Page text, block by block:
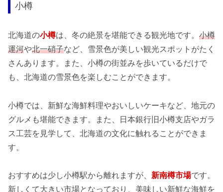
小樽
北海道の小樽は、冬の絶景を堪能できる観光地です。 小樽
運河や北一硝子など、雪景色が美しい観光スポットがたく
さんあります。また、小樽の街並みを歩いているだけで
も、北海道の雪景色を楽しむことができます。
小樽では、新鮮な海鮮料理やおいしいケーキなど、地元の
グルメも堪能できます。また、日本銀行旧小樽支店やガラ
ス工芸を見学して、北海道の文化に触れることができま
す。
おすすめは少し小樽駅から離れますが、 新南樽市場です。
新しくて大きい市場となっており、美味しい新鮮な海鮮を